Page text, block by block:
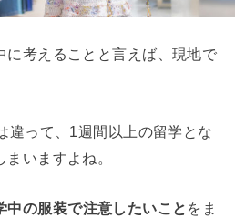
に考えることと言えば、現地で
違って、1週間以上の留学とな
いますよね。
中の服装で注意したいこと をま